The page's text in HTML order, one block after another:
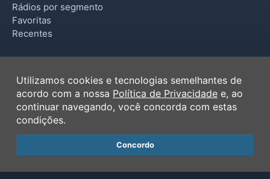
Rádios por segmento
Favoritas
Recentes
Termos de Uso
Política de Privacidade
Ferramentas
Contato
Utilizamos cookies e tecnologias semelhantes de
acordo com a nossa Política de Privacidade e, ao
continuar navegando, você concorda com estas
condições.
Concordo